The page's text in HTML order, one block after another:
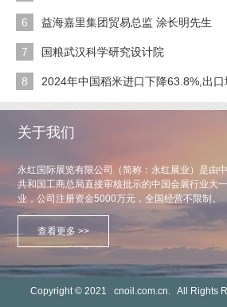
6 益海嘉里集团贸易总监 涂长明先生
7 国粮武汉科学研究设计院
8 2024年中国稻米进口下降63.8%,出口
关于我们
永红国际展览有限公司（简称：永红展业）是由
共和国工商总局直接审核批示的中国会展行业大
业，公司注册资金5000万元，全国经营不限制。
查看更多 >>
Copyright © 2021 cnoil.com.cn. All Rights